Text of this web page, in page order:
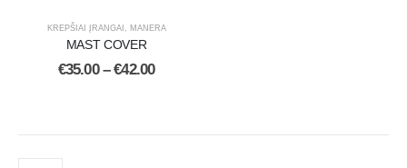
KREPŠIAI ĮRANGAI MANERA
MAST COVER
€35.00 – €42.00